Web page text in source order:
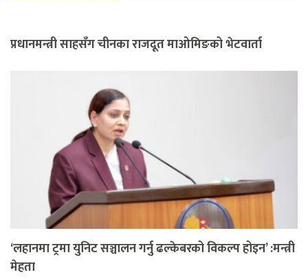
प्रधानमन्त्री साहसँग चीनका राजदूत माओमिङको भेटवार्ता
‘लहानमा ट्रमा युनिट सञ्चालन गर्नु ढल्केबरको विकल्प होइन’ :मन्त्री
मेहता